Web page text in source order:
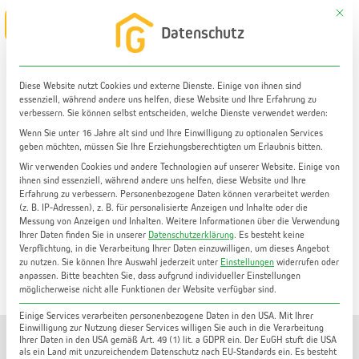
Zum
Inhalt
Wohnung kaufen
Energetisch top: 3-Zimmer-Wohnung in thermisch
saniertem Gebäude! Graz-Lend | 82 m² WF |
Hervorragende Öffi-Anbindung
Mit
Datenschutz
Diese Website nutzt Cookies und externe Dienste. Einige von ihnen sind
essenziell, während andere uns helfen, diese Website und Ihre Erfahrung zu
verbessern. Sie können selbst entscheiden, welche Dienste verwendet werden:
Wenn Sie unter 16 Jahre alt sind und Ihre Einwilligung zu optionalen Services
geben möchten, müssen Sie Ihre Erziehungsberechtigten um Erlaubnis bitten.
Wir verwenden Cookies und andere Technologien auf unserer Website. Einige von
ihnen sind essenziell, während andere uns helfen, diese Website und Ihre
Erfahrung zu verbessern. Personenbezogene Daten können verarbeitet werden
(z. B. IP-Adressen), z. B. für personalisierte Anzeigen und Inhalte oder die
Messung von Anzeigen und Inhalten. Weitere Informationen über die Verwendung
Ihrer Daten finden Sie in unserer Datenschutzerklärung. Es besteht keine
Verpflichtung, in die Verarbeitung Ihrer Daten einzuwilligen, um dieses Angebot
zu nutzen. Sie können Ihre Auswahl jederzeit unter Einstellungen widerrufen oder
anpassen. Bitte beachten Sie, dass aufgrund individueller Einstellungen
möglicherweise nicht alle Funktionen der Website verfügbar sind.
Einige Services verarbeiten personenbezogene Daten in den USA. Mit Ihrer
Einwilligung zur Nutzung dieser Services willigen Sie auch in die Verarbeitung
Ihrer Daten in den USA gemäß Art. 49 (1) lit. a GDPR ein. Der EuGH stuft die USA
als ein Land mit unzureichendem Datenschutz nach EU-Standards ein. Es besteht